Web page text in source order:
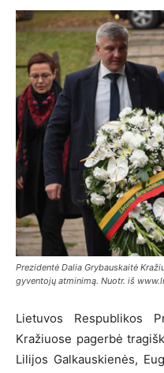
Prezidentė Dalia Grybauskaitė
gyventojų atminimą. Nuotr. iš
Lietuvos Respublikos
Kražiuose pagerbė
Lilijos Galkauskienės,